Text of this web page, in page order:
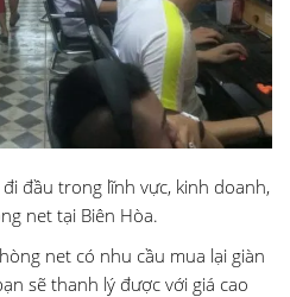
đầu trong lĩnh vực, kinh doanh,
net tại Biên Hòa.
net có nhu cầu mua lại giàn
sẽ thanh lý được với giá cao